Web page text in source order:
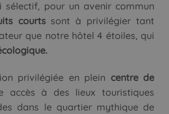
sélectif, pour un avenir commun
courtssont à privilégier tant
que notre hôtel 4 étoiles, qui
privilégiée en plein centre de
accès à des lieux touristiques
dans le quartier mythique de